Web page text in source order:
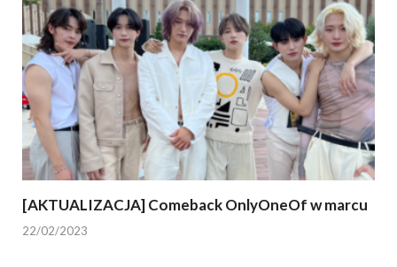
[AKTUALIZACJA] Comeback OnlyOneOf w marcu
22/02/2023